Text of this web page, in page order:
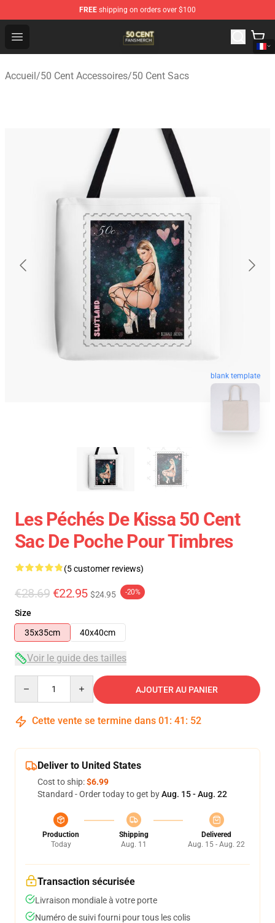
FREE shipping on orders over $100
Open menu
50 Cent Shop - Official 50 Cent Merchandise Store
Accueil/50 Cent Accessoires/50 Cent Sacs
blank template
Les Péchés De Kissa 50 Cent
Sac De Poche Pour Timbres
(5 customer reviews)
€28.69 €22.95 $24.95 -20%
Size
35x35cm
40x40cm
Voir le guide des tailles
AJOUTER AU PANIER
Cette vente se termine dans 01 : 41 : 52
Deliver to United States
Cost to ship:$6.99
Standard - Order today to get byAug. 15 - Aug. 22
Production
Today
Shipping
Aug. 11
Delivered
Aug. 15 - Aug. 22
Transaction sécurisée
Livraison mondiale à votre porte
Numéro de suivi fourni pour tous les colis